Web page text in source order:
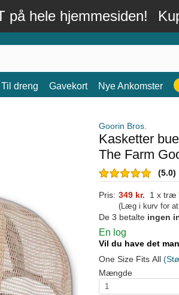
på hele hjemmesiden!
Til dreng Gavekort Nye Ankomster
Goorin Bros.
Kasketter
The Farm
(5.0)
Pris: 349 kr. 1 x træ
(Læg i kurv for at
De 3 betalte ingen
En log
Vil du have det
One Size Fits All
Mængde